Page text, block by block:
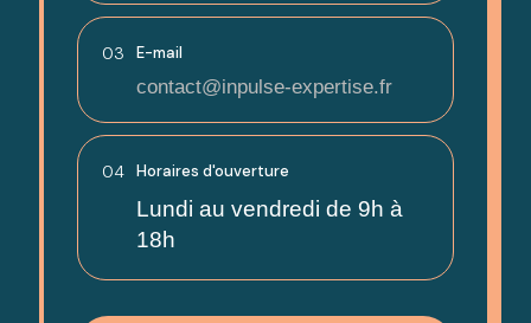
03 E-mail
contact@inpulse-expertise.fr
04 Horaires d'ouverture
Lundi au vendredi de 9h à
18h